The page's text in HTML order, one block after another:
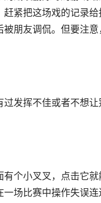
紧把这场戏的记录
朋友调侃。但要注
发挥不佳或者不想
个小叉叉，点击它
场比赛中操作失误